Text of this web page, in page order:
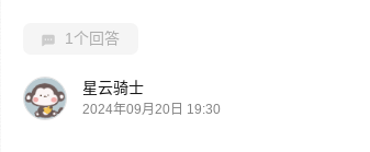
1个回答
星云骑士
2024年09月20日 19:30